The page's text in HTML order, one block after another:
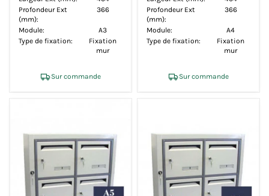
Profondeur Ext
(mm):
366
Module:
A3
Type de fixation:
Fixation
mur
Sur commande
Profondeur Ext
(mm):
366
Module:
A4
Type de fixation:
Fixation
mur
Sur commande